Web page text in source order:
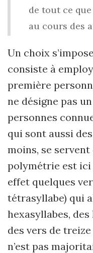
de tout ce
au cours des
Un choix
consiste à
première
ne désigne pas
personnes
qui sont aussi
moins, se
polymétrie est ici
effet quelques
tétrasyllabe) qui
hexasyllabes,
des vers de
n’est pas